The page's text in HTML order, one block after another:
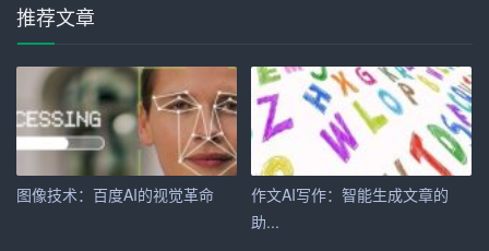
2. 输入教育背景
接下来，求职者需要输入自己的教育背景，包括学校、专
业、学历、毕业时间等。这些信息有助于展示求职者的学
术素养和专业能力。
3. 输入工作经历
在输入工作经历时，求职者需要详细描述自己的工作职
推荐文章
图像技术：百度AI的视觉革命
作文AI写作：智能生成文章的
助...